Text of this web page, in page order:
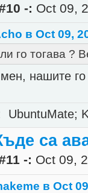
-: Oct 09,
в Oct 09,
го тогава ?
нашите
UbuntuMate;
са
-: Oct 09,
в Oct